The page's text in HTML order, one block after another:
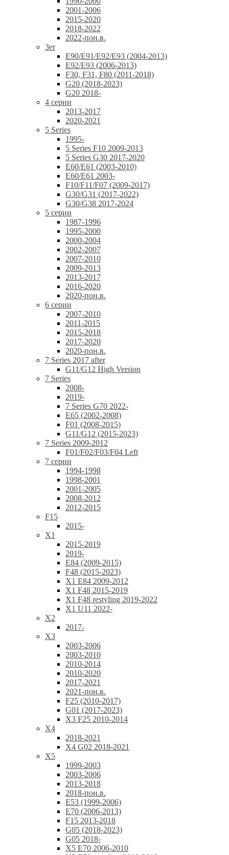
2001-2006
2015-2020
2018-2022
2022-пон.в.
3er
E90/E91/E92/E93 (2004-2013)
E92/E93 (2006-2013)
F30, F31, F80 (2011-2018)
G20 (2018-2023)
G20 2018-
4 серии
2013-2017
2020-2021
5 Series
1995-
5 Series F10 2009-2013
5 Series G30 2017-2020
E60/E61 (2003-2010)
E60/E61 2003-
F10/F11/F07 (2009-2017)
G30/G31 (2017-2022)
G30/G38 2017-2024
5 серии
1987-1996
1995-2000
2000-2004
2002-2007
2007-2010
2009-2013
2013-2017
2016-2020
2020-пон.в.
6 серии
2007-2010
2011-2015
2015-2018
2017-2020
2020-пон.в.
7 Series 2017 after
G11/G12 High Version
7 Series
2008-
2019-
7 Series G70 2022-
E65 (2002-2008)
F01 (2008-2015)
G11/G12 (2015-2023)
7 Series 2009-2012
F01/F02/F03/F04 Left
7 серии
1994-1998
1998-2001
2001-2005
2008-2012
2012-2015
F15
2015-
X1
2015-2019
2019-
E84 (2009-2015)
F48 (2015-2023)
X1 E84 2009-2012
X1 F48 2015-2019
X1 F48 restyling 2019-2022
X1 U11 2022-
X2
2017-
X3
2003-2006
2003-2010
2010-2014
2010-2020
2017-2021
2021-пон.в.
F25 (2010-2017)
G01 (2017-2023)
X3 F25 2010-2014
X4
2018-2021
X4 G02 2018-2021
X5
1999-2003
2003-2006
2013-2018
2018-пон.в.
E53 (1999-2006)
E70 (2006-2013)
F15 2013-2018
G05 (2018-2023)
G05 2018-
X5 E70 2006-2010